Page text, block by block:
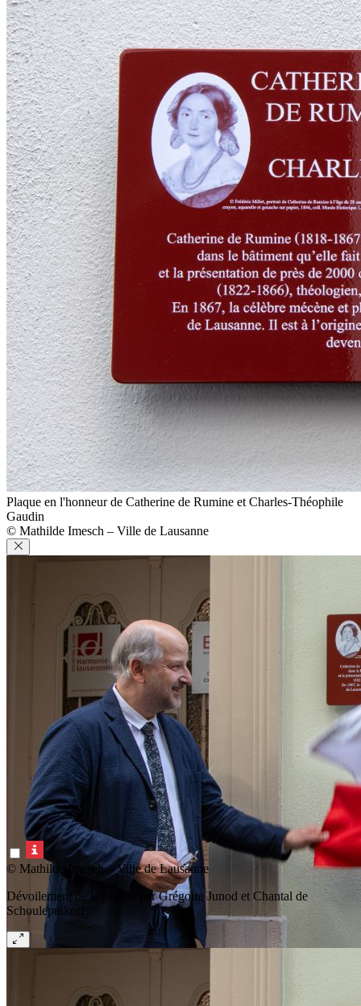
Plaque en l'honneur de Catherine de Rumine et Charles-Théophile
Gaudin
© Mathilde Imesch – Ville de Lausanne
© Mathilde Imesch – Ville de Lausanne
Dévoilement de la plaque par Grégoire Junod et Chantal de
Schoulepnikoff